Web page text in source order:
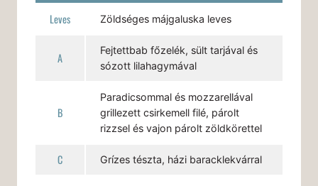
Leves Zöldséges májgaluska leves
A
Fejtettbab főzelék, sült tarjával és
sózott lilahagymával
B
Paradicsommal és mozzarellával
grillezett csirkemell filé, párolt
rizzsel és vajon párolt zöldkörettel
C Grízes tészta, házi baracklekvárral